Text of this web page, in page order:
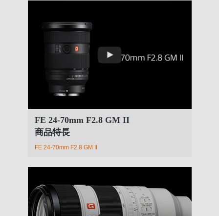
FE 24-70mm F2.8 GM II
商品特長
FE 24-70mm F2.8 GM II